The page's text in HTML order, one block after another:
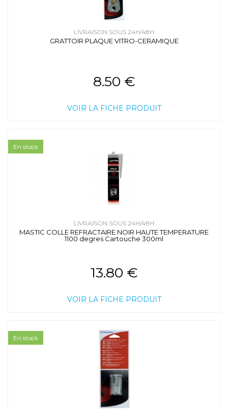
LIVRAISON SOUS 24H/48H
GRATTOIR PLAQUE VITRO-CERAMIQUE
8.50 €
VOIR LA FICHE PRODUIT
LIVRAISON SOUS 24H/48H
MASTIC COLLE REFRACTAIRE NOIR HAUTE TEMPERATURE
1100 degres Cartouche 300ml
13.80 €
VOIR LA FICHE PRODUIT
En stock
En stock